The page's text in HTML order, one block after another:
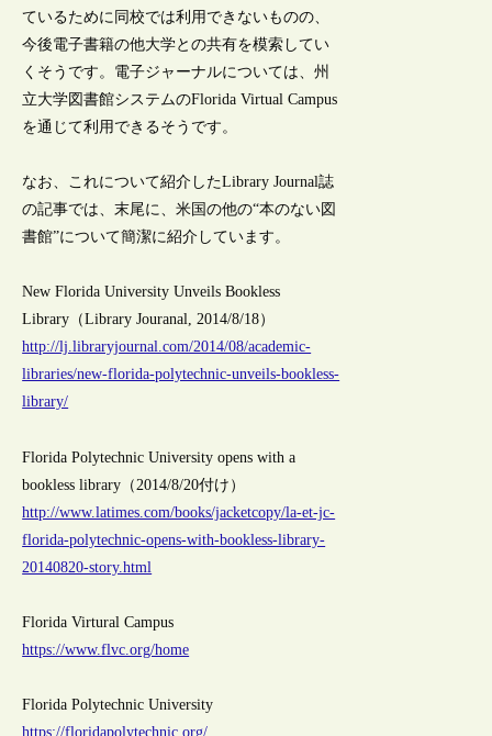
ているために同校では利用できないものの、
今後電子書籍の他大学との共有を模索してい
くそうです。電子ジャーナルについては、州
立大学図書館システムのFlorida Virtual Campus
を通じて利用できるそうです。
なお、これについて紹介したLibrary Journal誌
の記事では、末尾に、米国の他の“本のない図
書館”について簡潔に紹介しています。
New Florida University Unveils Bookless
Library（Library Jouranal, 2014/8/18）
http://lj.libraryjournal.com/2014/08/academic-
libraries/new-florida-polytechnic-unveils-bookless-
library/
Florida Polytechnic University opens with a
bookless library（2014/8/20付け）
http://www.latimes.com/books/jacketcopy/la-et-jc-
florida-polytechnic-opens-with-bookless-library-
20140820-story.html
Florida Virtural Campus
https://www.flvc.org/home
Florida Polytechnic University
https://floridapolytechnic.org/